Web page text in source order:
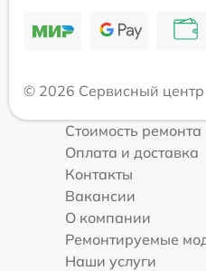
© 2026 Сервисный центр
Стоимость ремонта
Оплата и доставка
Контакты
Вакансии
О компании
Ремонтируемые
Наши услуги